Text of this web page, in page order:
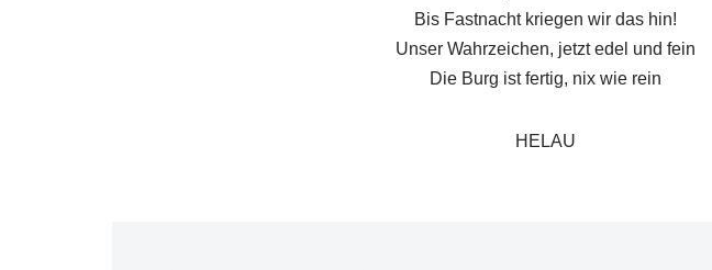
Bis Fastnacht kriegen wir das hin!
Unser Wahrzeichen, jetzt edel und fein
Die Burg ist fertig, nix wie rein
HELAU